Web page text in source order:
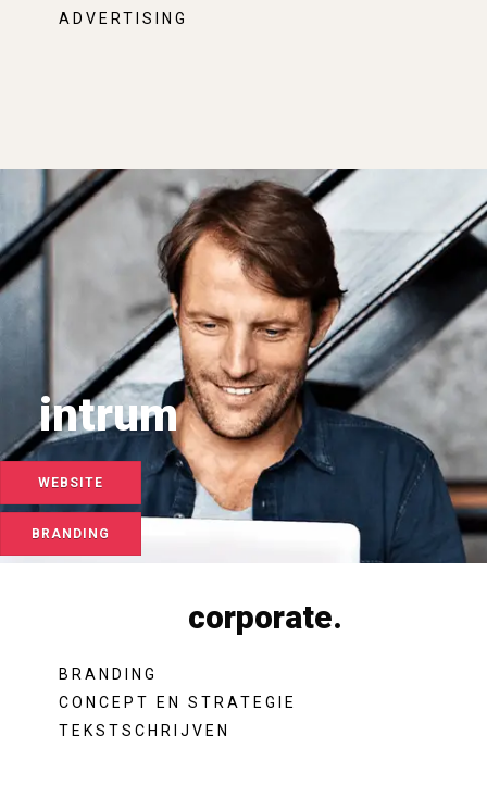
ADVERTISING
intrum
WEBSITE
BRANDING
corporate.
BRANDING
CONCEPT EN STRATEGIE
TEKSTSCHRIJVEN